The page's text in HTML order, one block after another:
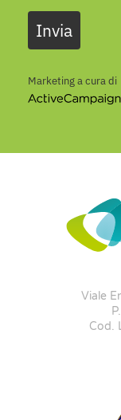
Invia
Marketing a cura di
ActiveCampaign
Viale
Cod.